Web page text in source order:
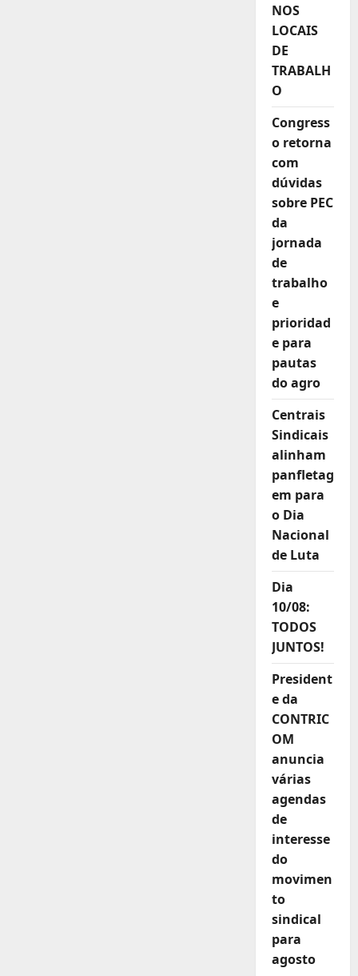
NOS
LOCAIS
DE
TRABALH
O
Congress
o retorna
com
dúvidas
sobre PEC
da
jornada
de
trabalho
e
prioridad
e para
pautas
do agro
Centrais
Sindicais
alinham
panfletag
em para
o Dia
Nacional
de Luta
Dia
10/08:
TODOS
JUNTOS!
President
e da
CONTRIC
OM
anuncia
várias
agendas
de
interesse
do
movimen
to
sindical
para
agosto